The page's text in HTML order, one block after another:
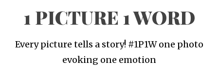
1 PICTURE 1 WORD
Every picture tells a story! #1P1W one photo
evoking one emotion